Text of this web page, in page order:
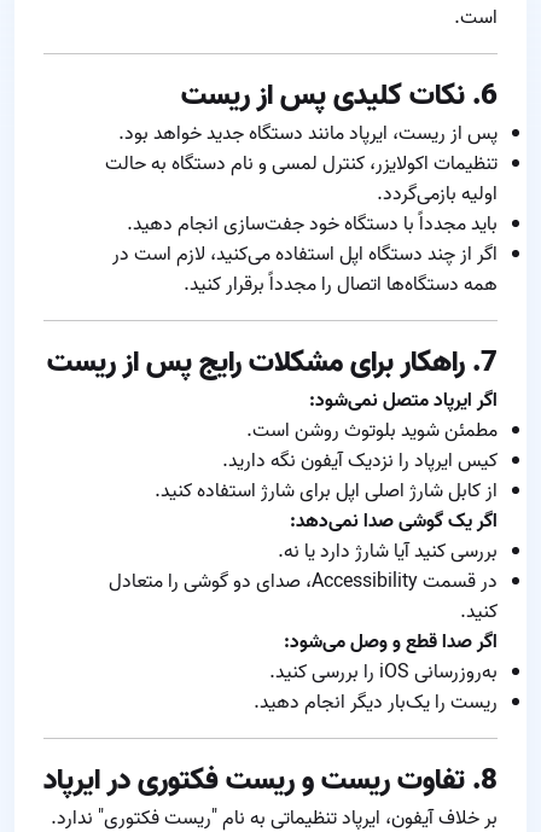
است.
6. نکات کلیدی پس از ریست
پس از ریست، ایرپاد مانند دستگاه جدید خواهد بود.
تنظیمات اکولایزر، کنترل لمسی و نام دستگاه به حالت
اولیه بازمی‌گردد.
باید مجدداً با دستگاه خود جفت‌سازی انجام دهید.
اگر از چند دستگاه اپل استفاده می‌کنید، لازم است در
همه دستگاه‌ها اتصال را مجدداً برقرار کنید.
7. راهکار برای مشکلات رایج پس از ریست
اگر ایرپاد متصل نمی‌شود:
مطمئن شوید بلوتوث روشن است.
کیس ایرپاد را نزدیک آیفون نگه دارید.
از کابل شارژ اصلی اپل برای شارژ استفاده کنید.
اگر یک گوشی صدا نمی‌دهد:
بررسی کنید آیا شارژ دارد یا نه.
در قسمت Accessibility، صدای دو گوشی را متعادل
کنید.
اگر صدا قطع و وصل می‌شود:
به‌روزرسانی iOS را بررسی کنید.
ریست را یک‌بار دیگر انجام دهید.
8. تفاوت ریست و ریست فکتوری در ایرپاد
بر خلاف آیفون، ایرپاد تنظیماتی به نام "ریست فکتوری" ندارد.